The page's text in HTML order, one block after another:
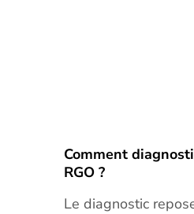
Comment
RGO ?
Le diagnostic